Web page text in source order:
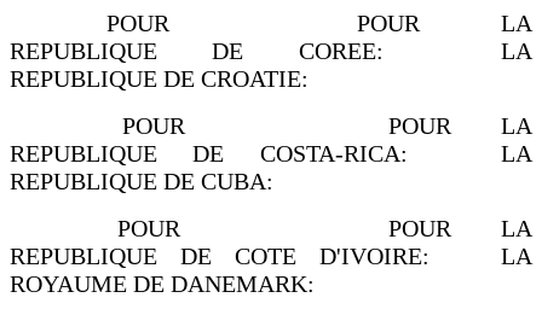
POUR POUR LA
REPUBLIQUE DE COREE: LA
REPUBLIQUE DE CROATIE:
POUR POUR LA
REPUBLIQUE DE COSTA-RICA: LA
REPUBLIQUE DE CUBA:
POUR POUR LA
REPUBLIQUE DE COTE D'IVOIRE: LA
ROYAUME DE DANEMARK: